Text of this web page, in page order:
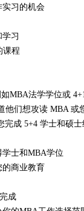
实习的机会
习
课程
MBA法学学位或
他们想攻读 MBA 或
完成 5+4 学士和硕士
学士和MBA学位
的商业教育
成